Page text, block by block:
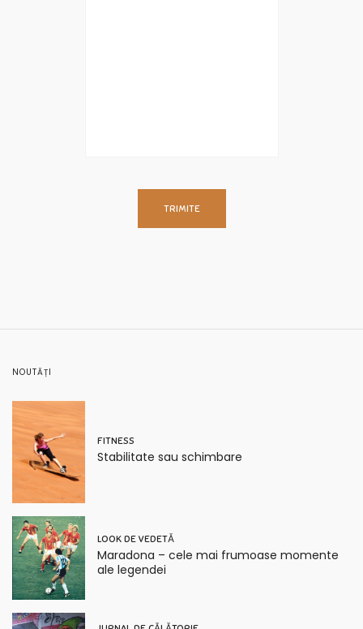
NOUTĂȚI
FITNESS
Stabilitate sau schimbare
LOOK DE VEDETĂ
Maradona – cele mai frumoase momente
ale legendei